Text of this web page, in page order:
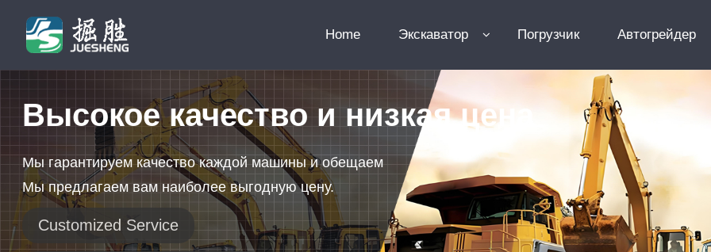
Home Экскаватор Погрузчик Автогрейдер
Высокое качество и низкая цена
Мы гарантируем качество каждой машины и обещаем
Мы предлагаем вам наиболее выгодную цену.
Customized Service